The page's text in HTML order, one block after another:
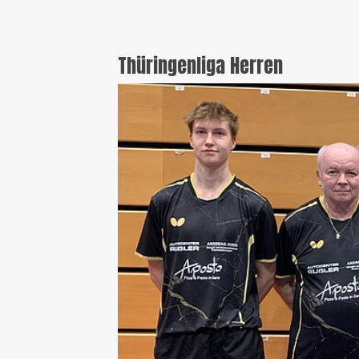
Thüringenliga Herren